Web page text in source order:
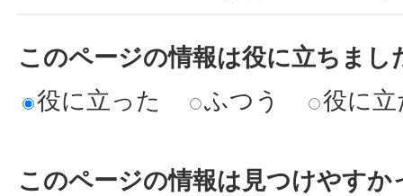
このページの情報は役に立ちまし
役に立った
ふつう 役に
このページの情報は見つけやすか